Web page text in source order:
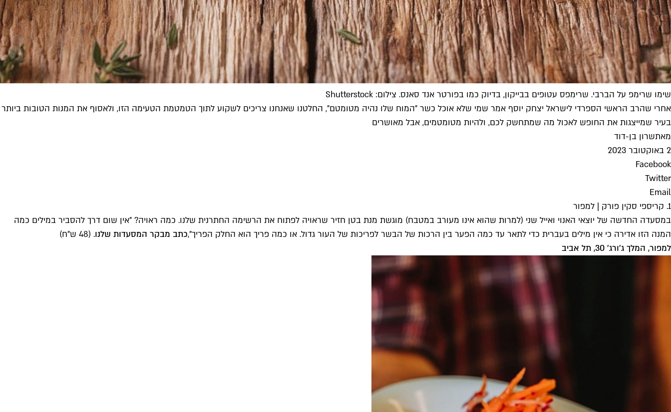
שימו שרימפ על הברבי. שרימפס עטופים בבייקון, בדיוק כמו בפורטר אנד סאנס. צילום: Shutterstock
אחרי שהרב הראשי הספרדי לישראל יצחק יוסף אמר שמי שלא אוכל כשר "המוח שלו נהיה מטומטם", החלטנו שאנחנו צריכים לשקוע לתוך הטמטמת הטעימה הזו, ולאסוף את המנות הטובות ביותר
בעיר שמייצגות את החופש לאכול מה שמתחשק לכם, ולהיות מטומטמים, אבל מאושרים
מאתשרון בן-דוד
2 באוקטובר 2023
Facebook
Twitter
Email
1. קריספי סקין פורק | למפור
במסעדה החדשה של יוצאי האנוי ואייל שני (למרות שהוא אינו מעורב במטבח) מוגשת מנת בטן חזיר שראויה לפתוח את הרשימה החתרנית שלנו. כמה ראויה? "אין שום דרך להסביר במילים כמה
המנה הזו אדירה כי אין מילים בעברית כדי לתאר עד כמה הפער בין הרכות של הבשר לפריכות של העור גדול. או כמה פריך הוא החלק הפריך",כתב מבקר המסעדות שלנו. (48 ש"ח)
למפור, המלך ג'ורג' 30, תל אביב